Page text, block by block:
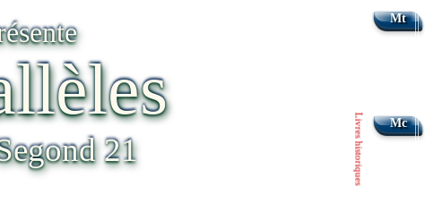
21
Mt
Mc
Livres historiques